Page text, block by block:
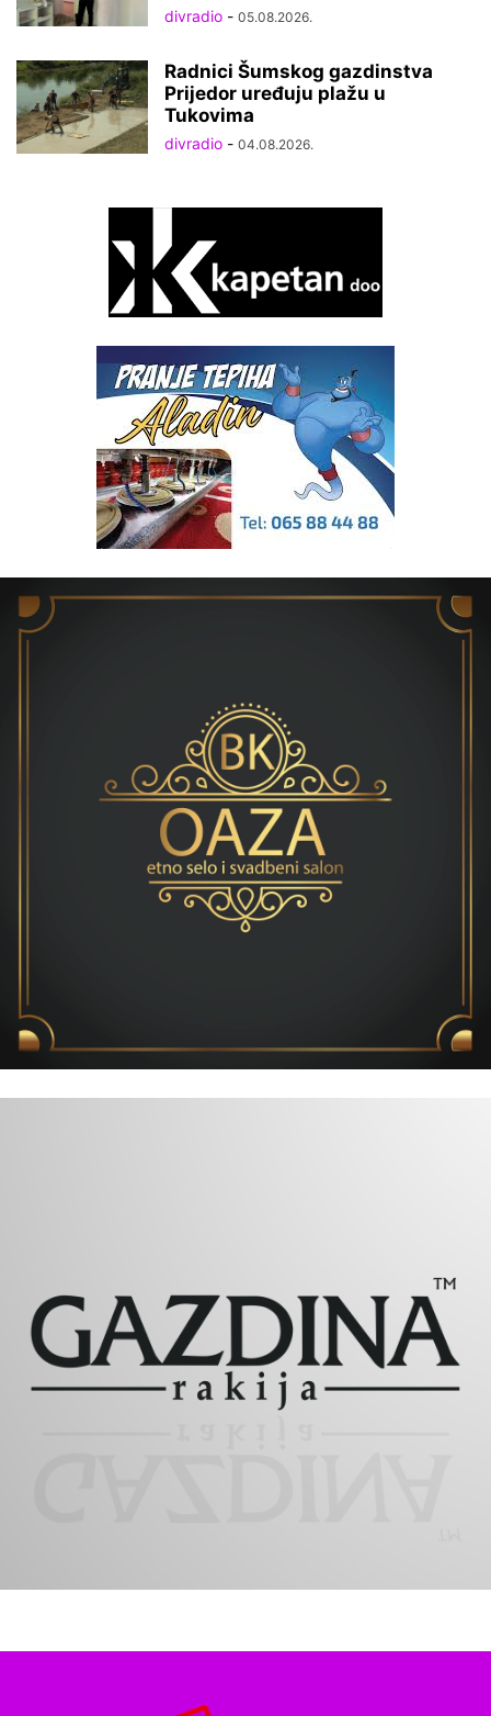
divradio - 05.08.2026.
Radnici Šumskog gazdinstva
Prijedor uređuju plažu u
Tukovima
divradio - 04.08.2026.